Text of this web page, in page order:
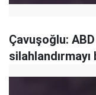
Çavuşoğlu:
silahlandırmayı